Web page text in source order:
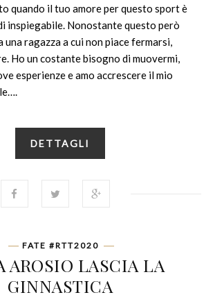
quando il tuo amore per questo sport è
inspiegabile. Nonostante questo però
una ragazza a cui non piace fermarsi,
Ho un costante bisogno di muovermi,
esperienze e amo accrescere il mio
DETTAGLI
FATE #RTT2020
AROSIO LASCIA LA
GINNASTICA